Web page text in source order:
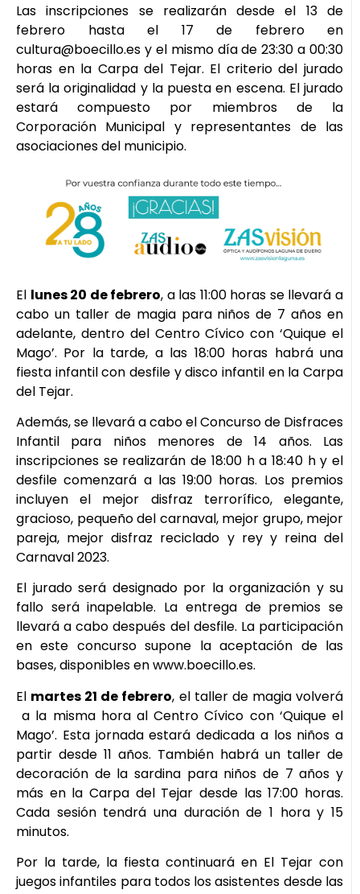
Las inscripciones se realizarán desde el 13 de
febrero hasta el 17 de febrero en
cultura@boecillo.es y el mismo día de 23:30 a 00:30
horas en la Carpa del Tejar. El criterio del jurado
será la originalidad y la puesta en escena. El jurado
estará compuesto por miembros de la
Corporación Municipal y representantes de las
asociaciones del municipio.
El lunes 20 de febrero, a las 11:00 horas se llevará a
cabo un taller de magia para niños de 7 años en
adelante, dentro del Centro Cívico con ‘Quique el
Mago’. Por la tarde, a las 18:00 horas habrá una
fiesta infantil con desfile y disco infantil en la Carpa
del Tejar.
Además, se llevará a cabo el Concurso de Disfraces
Infantil para niños menores de 14 años. Las
inscripciones se realizarán de 18:00 h a 18:40 h y el
desfile comenzará a las 19:00 horas. Los premios
incluyen el mejor disfraz terrorífico, elegante,
gracioso, pequeño del carnaval, mejor grupo, mejor
pareja, mejor disfraz reciclado y rey y reina del
Carnaval 2023.
El jurado será designado por la organización y su
fallo será inapelable. La entrega de premios se
llevará a cabo después del desfile. La participación
en este concurso supone la aceptación de las
bases, disponibles en www.boecillo.es.
El martes 21 de febrero, el taller de magia volverá
a la misma hora al Centro Cívico con ‘Quique el
Mago’. Esta jornada estará dedicada a los niños a
partir desde 11 años. También habrá un taller de
decoración de la sardina para niños de 7 años y
más en la Carpa del Tejar desde las 17:00 horas.
Cada sesión tendrá una duración de 1 hora y 15
minutos.
Por la tarde, la fiesta continuará en El Tejar con
juegos infantiles para todos los asistentes desde las